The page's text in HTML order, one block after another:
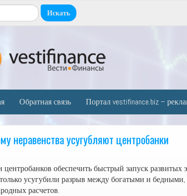
Обратная связь Портал vestifinance.biz –
неравенства усугубляют центробанки
обеспечить быстрый запуск развитых
усугубили разрыв между богатыми и бедными,
расчетов.